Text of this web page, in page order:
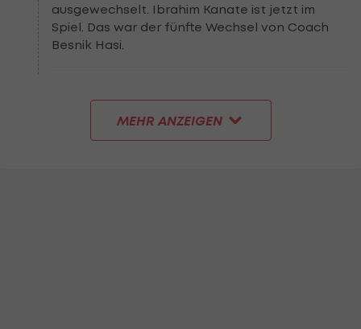
ausgewechselt. Ibrahim Kanate ist jetzt im
Spiel. Das war der fünfte Wechsel von Coach
Besnik Hasi.
MEHR ANZEIGEN